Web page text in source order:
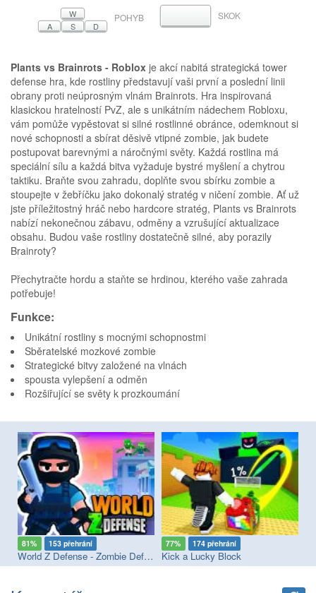
W
A
S D
POHYB MEZERNÍKSKOK
Plants vs Brainrots - Roblox je akcí nabitá strategická tower
defense hra, kde rostliny představují vaši první a poslední linii
obrany proti neúprosným vlnám Brainrots. Hra inspirovaná
klasickou hratelností PvZ, ale s unikátním nádechem Robloxu,
vám pomůže vypěstovat si silné rostlinné obránce, odemknout si
nové schopnosti a sbírat děsivě vtipné zombie, jak budete
postupovat barevnými a náročnými světy. Každá rostlina má
speciální sílu a každá bitva vyžaduje bystré myšlení a chytrou
taktiku. Braňte svou zahradu, doplňte svou sbírku zombie a
stoupejte v žebříčku jako dokonalý stratég v ničení zombie. Ať už
jste příležitostný hráč nebo hardcore stratég, Plants vs Brainrots
nabízí nekonečnou zábavu, odměny a vzrušující aktualizace
obsahu. Budou vaše rostliny dostatečně silné, aby porazily
Brainroty?
Přechytračte hordu a staňte se hrdinou, kterého vaše zahrada
potřebuje!
Funkce:
Unikátní rostliny s mocnými schopnostmi
Sběratelské mozkové zombie
Strategické bitvy založené na vlnách
spousta vylepšení a odměn
Rozšiřující se světy k prozkoumání
81% 153 přehrání
World Z Defense - Zombie Defense
77% 174 přehrání
Kick a Lucky Block